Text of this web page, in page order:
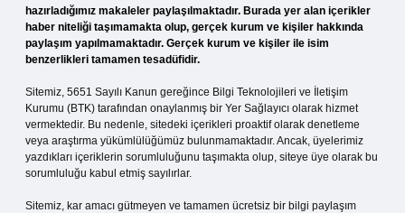
hazırladığımız makaleler paylaşılmaktadır. Burada yer alan içerikler
haber niteliği taşımamakta olup, gerçek kurum ve kişiler hakkında
paylaşım yapılmamaktadır. Gerçek kurum ve kişiler ile isim
benzerlikleri tamamen tesadüfidir.
Sitemiz, 5651 Sayılı Kanun gereğince Bilgi Teknolojileri ve İletişim
Kurumu (BTK) tarafından onaylanmış bir Yer Sağlayıcı olarak hizmet
vermektedir. Bu nedenle, sitedeki içerikleri proaktif olarak denetleme
veya araştırma yükümlülüğümüz bulunmamaktadır. Ancak, üyelerimiz
yazdıkları içeriklerin sorumluluğunu taşımakta olup, siteye üye olarak bu
sorumluluğu kabul etmiş sayılırlar.
Sitemiz, kar amacı gütmeyen ve tamamen ücretsiz bir bilgi paylaşım